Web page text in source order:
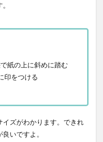
紙の上に斜めに踏む
印をつける
ズがわかります。できれ
いですよ。